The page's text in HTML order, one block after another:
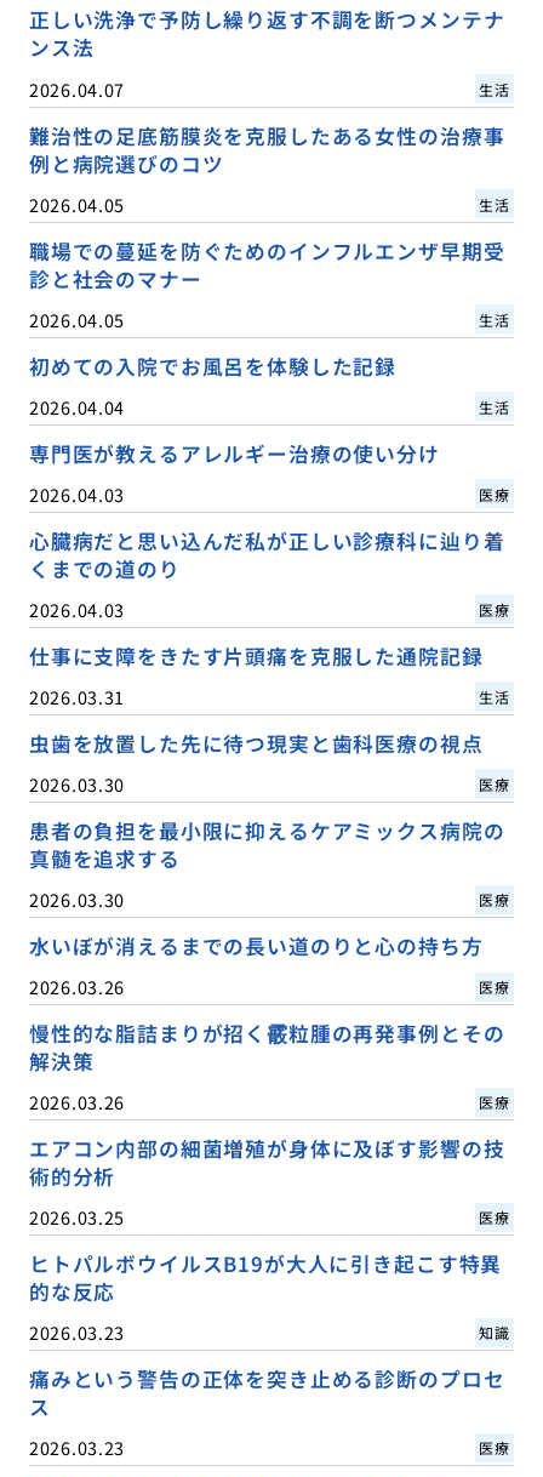
正しい洗浄で予防し繰り返す不調を断つメンテナ
ンス法
2026.04.07 生活
難治性の足底筋膜炎を克服したある女性の治療事
例と病院選びのコツ
2026.04.05 生活
職場での蔓延を防ぐためのインフルエンザ早期受
診と社会のマナー
2026.04.05 生活
初めての入院でお風呂を体験した記録
2026.04.04 生活
専門医が教えるアレルギー治療の使い分け
2026.04.03 医療
心臓病だと思い込んだ私が正しい診療科に辿り着
くまでの道のり
2026.04.03 医療
仕事に支障をきたす片頭痛を克服した通院記録
2026.03.31 生活
虫歯を放置した先に待つ現実と歯科医療の視点
2026.03.30 医療
患者の負担を最小限に抑えるケアミックス病院の
真髄を追求する
2026.03.30 医療
水いぼが消えるまでの長い道のりと心の持ち方
2026.03.26 医療
慢性的な脂詰まりが招く霰粒腫の再発事例とその
解決策
2026.03.26 医療
エアコン内部の細菌増殖が身体に及ぼす影響の技
術的分析
2026.03.25 医療
ヒトパルボウイルスB19が大人に引き起こす特異
的な反応
2026.03.23 知識
痛みという警告の正体を突き止める診断のプロセ
ス
2026.03.23 医療